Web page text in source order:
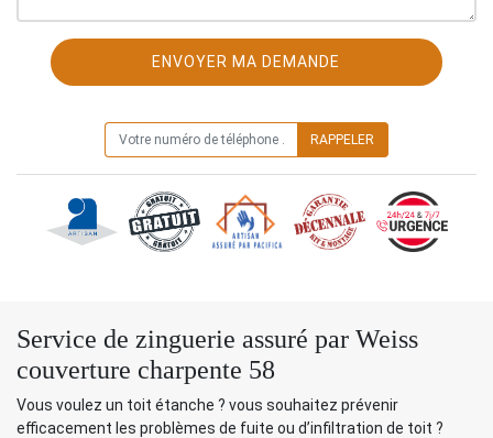
Service de zinguerie assuré par Weiss
couverture charpente 58
Vous voulez un toit étanche ? vous souhaitez prévenir
efficacement les problèmes de fuite ou d’infiltration de toit ?